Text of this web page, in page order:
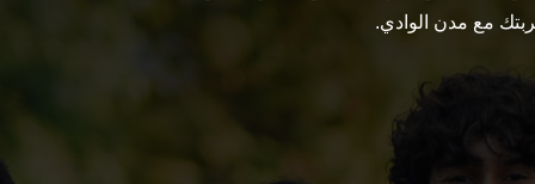
مع مدن الوادي.